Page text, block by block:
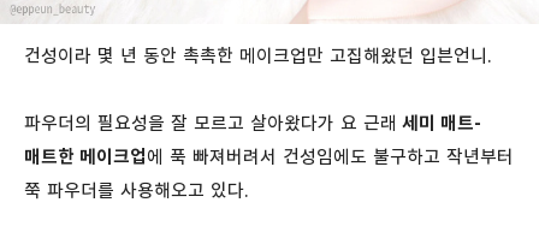
건성이라 몇 년 동안 촉촉한 메이크업만 고집해왔던 입븐언니.
파우더의 필요성을 잘 모르고 살아왔다가 요 근래 세미 매트-
매트한 메이크업에 푹 빠져버려서 건성임에도 불구하고 작년부터
쭉 파우더를 사용해오고 있다.